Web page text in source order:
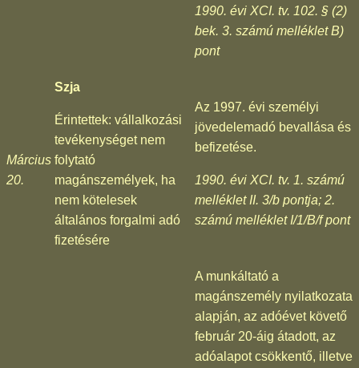
1990. évi XCI. tv. 102. § (2)
bek. 3. számú melléklet B)
pont
Március
20.
Szja
Érintettek: vállalkozási
tevékenységet nem
folytató
magánszemélyek, ha
nem kötelesek
általános forgalmi adó
fizetésére
Az 1997. évi személyi
jövedelemadó bevallása és
befizetése.
1990. évi XCI. tv. 1. számú
melléklet II. 3/b pontja; 2.
számú melléklet I/1/B/f pont
A munkáltató a
magánszemély nyilatkozata
alapján, az adóévet követő
február 20-áig átadott, az
adóalapot csökkentő, illetve